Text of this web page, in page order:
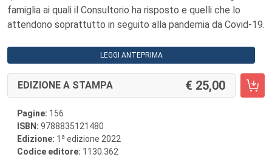
famiglia ai quali il Consultorio ha risposto e quelli che lo
attendono soprattutto in seguito alla pandemia da Covid-19.
LEGGI ANTEPRIMA
EDIZIONE A STAMPA 25,00
Pagine: 156
ISBN: 9788835121480
Edizione: 1 a edizione 2022
Codice editore: 1130.362